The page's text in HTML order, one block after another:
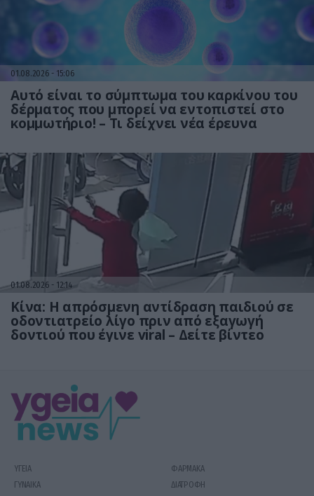
01.08.2026 15:06
Αυτό είναι το σύμπτωμα του καρκίνου του
δέρματος που μπορεί να εντοπιστεί στο
κομμωτήριο! – Τι δείχνει νέα έρευνα
01.08.2026 12:14
Κίνα: Η απρόσμενη αντίδραση παιδιού σε
οδοντιατρείο λίγο πριν από εξαγωγή
δοντιού που έγινε viral – Δείτε βίντεο
ΥΓΕΙΑ
ΦΑΡΜΑΚΑ
ΓΥΝΑΙΚΑ
ΔΙΑΤΡΟΦΗ